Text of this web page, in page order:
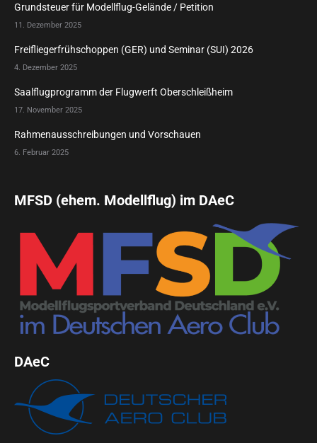
Grundsteuer für Modellflug-Gelände / Petition
11. Dezember 2025
Freifliegerfrühschoppen (GER) und Seminar (SUI) 2026
4. Dezember 2025
Saalflugprogramm der Flugwerft Oberschleißheim
17. November 2025
Rahmenausschreibungen und Vorschauen
6. Februar 2025
MFSD (ehem. Modellflug) im DAeC
DAeC